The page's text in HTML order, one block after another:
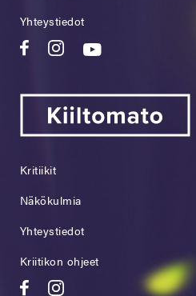
Yhteystiedot
Kritiikit
Näkökulmia
Yhteystiedot
Kriitikon ohjeet